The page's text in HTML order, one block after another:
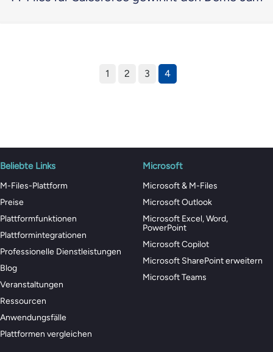
1 2 3 4
Beliebte Links
M-Files-Plattform
Preise
Plattformfunktionen
Plattformintegrationen
Professionelle Dienstleistungen
Blog
Veranstaltungen
Ressourcen
Anwendungsfälle
Plattformen vergleichen
Microsoft
Microsoft & M-Files
Microsoft Outlook
Microsoft Excel, Word,
PowerPoint
Microsoft Copilot
Microsoft SharePoint erweitern
Microsoft Teams